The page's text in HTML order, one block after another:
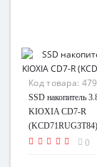
Код товара:
SSD накопитель
KIOXIA CD7-R
(KCD71RUG3T84)
0